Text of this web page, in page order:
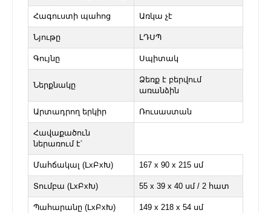
Հագուստի պահոց Առկա չէ
Նյութը ԼԴՍՊ
Գույնը Սպիտակ
Ներքնակը
Ձեռք է բերվում
առանձին
Արտադրող երկիր Ռուսաստան
Հավաքածուն
ներառում է՝
Մահճակալ (ԼxԲxԽ) 167 x 90 x 215 սմ
Տումբա (ԼxԲxԽ) 55 x 39 x 40 սմ / 2 հատ
Պահարանը (ԼxԲxԽ) 149 x 218 x 54 սմ